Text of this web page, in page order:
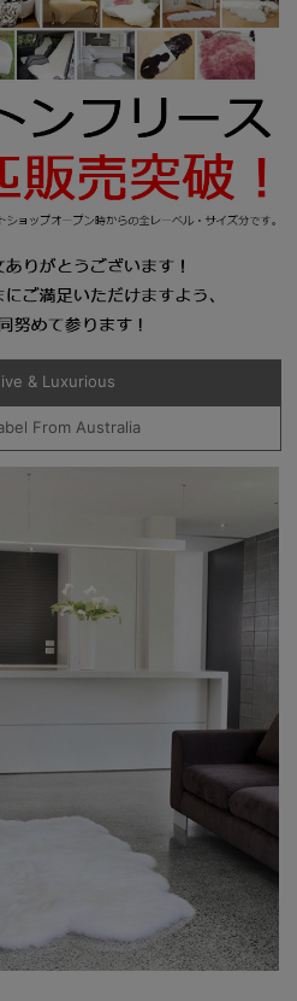
こちら】
のままで裏地をつけており
、手足付近に革のみの部分
ていたり、裏革が粗い場合が
、これはメーカー仕様であ
は問題ありません。
店舗で在庫を共有しているた
切れでもすぐページ上に反
文可能になっていることが
迷惑をおかけいたしますが
い。
& Luxurious
From Australia